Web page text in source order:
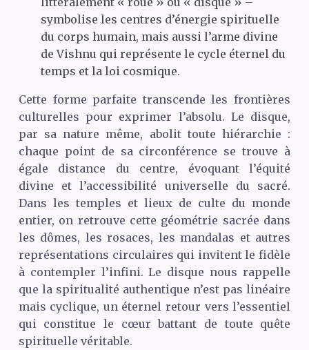
symbolise les centres d’énergie spirituelle
du corps humain, mais aussi l’arme divine
de Vishnu qui représente le cycle éternel du
temps et la loi cosmique.
Cette forme parfaite transcende les frontières
culturelles pour exprimer l’absolu. Le disque,
par sa nature même, abolit toute hiérarchie :
chaque point de sa circonférence se trouve à
égale distance du centre, évoquant l’équité
divine et l’accessibilité universelle du sacré.
Dans les temples et lieux de culte du monde
entier, on retrouve cette géométrie sacrée dans
les dômes, les rosaces, les mandalas et autres
représentations circulaires qui invitent le fidèle
à contempler l’infini. Le disque nous rappelle
que la spiritualité authentique n’est pas linéaire
mais cyclique, un éternel retour vers l’essentiel
qui constitue le cœur battant de toute quête
spirituelle véritable.